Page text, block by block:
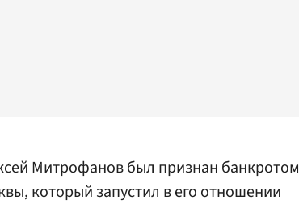
Митрофанов был признан банкротом
который запустил в его отношении